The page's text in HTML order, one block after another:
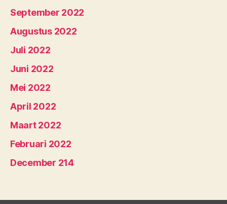
September 2022
Augustus 2022
Juli 2022
Juni 2022
Mei 2022
April 2022
Maart 2022
Februari 2022
December 214